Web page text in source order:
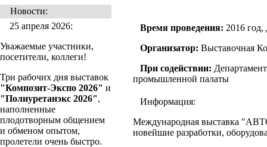
Новости:
25 апреля 2026:
Уважаемые участники,
посетители, коллеги!
Три рабочих дня выставок
"Композит-Экспо 2026" и
"Полиуретанэкс 2026",
наполненные
плодотворным общением
и обменом опытом,
пролетели очень быстро.
Время проведения: 2016 год,
Организатор: Выставочная
При содействии:
промышленной палаты
Информация:
Международная выставка
новейшие разработки,